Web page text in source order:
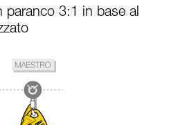
paranco 3:1 in base al